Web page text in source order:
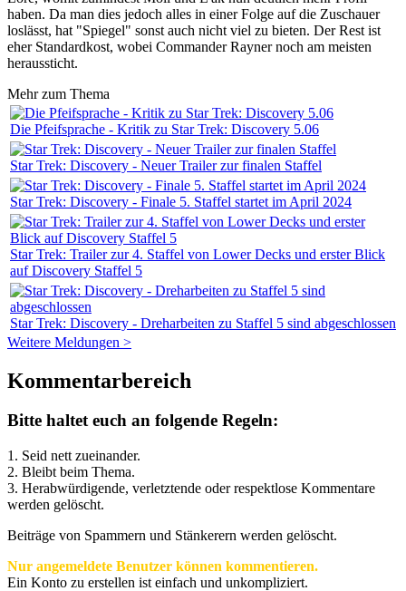
haben. Da man dies jedoch alles in einer Folge auf die Zuschauer
loslässt, hat "Spiegel" sonst auch nicht viel zu bieten. Der Rest ist
eher Standardkost, wobei Commander Rayner noch am meisten
heraussticht.
Mehr zum Thema
Die Pfeifsprache - Kritik zu Star Trek: Discovery 5.06
Star Trek: Discovery - Neuer Trailer zur finalen Staffel
Star Trek: Discovery - Finale 5. Staffel startet im April 2024
Star Trek: Trailer zur 4. Staffel von Lower Decks und erster Blick
auf Discovery Staffel 5
Star Trek: Discovery - Dreharbeiten zu Staffel 5 sind abgeschlossen
Weitere Meldungen >
Kommentarbereich
Bitte haltet euch an folgende Regeln:
1. Seid nett zueinander.
2. Bleibt beim Thema.
3. Herabwürdigende, verletztende oder respektlose Kommentare
werden gelöscht.
Beiträge von Spammern und Stänkerern werden gelöscht.
Nur angemeldete Benutzer können kommentieren.
Ein Konto zu erstellen ist einfach und unkompliziert.